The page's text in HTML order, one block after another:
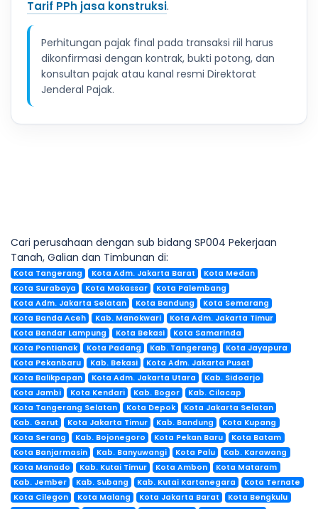
Tarif PPh jasa konstruksi.
Perhitungan pajak final pada transaksi riil harus
dikonfirmasi dengan kontrak, bukti potong, dan
konsultan pajak atau kanal resmi Direktorat
Jenderal Pajak.
Cari perusahaan dengan sub bidang SP004 Pekerjaan
Tanah, Galian dan Timbunan di:
Kota Tangerang Kota Adm. Jakarta Barat
Kota Medan
Kota Surabaya
Kota Makassar
Kota Palembang
Kota Adm. Jakarta Selatan
Kota Bandung
Kota Semarang
Kota Banda Aceh
Kab. Manokwari
Kota Adm. Jakarta Timur
Kota Bandar Lampung
Kota Bekasi
Kota Samarinda
Kota Pontianak
Kota Padang Kab. Tangerang
Kota Jayapura
Kota Pekanbaru
Kab. Bekasi
Kota Adm. Jakarta Pusat
Kota Balikpapan
Kota Adm. Jakarta Utara
Kab. Sidoarjo
Kota Jambi
Kota Kendari Kab. Bogor
Kab. Cilacap
Kota Tangerang Selatan
Kota Depok
Kota Jakarta Selatan
Kab. Garut
Kota Jakarta Timur Kab. Bandung
Kota Kupang
Kota Serang
Kab. Bojonegoro Kota Pekan Baru
Kota Batam
Kota Banjarmasin
Kab. Banyuwangi Kota Palu
Kab. Karawang
Kota Manado
Kab. Kutai Timur Kota Ambon
Kota Mataram
Kab. Jember
Kab. Subang Kab. Kutai Kartanegara
Kota Ternate
Kota Cilegon
Kota Malang Kota Jakarta Barat
Kota Bengkulu